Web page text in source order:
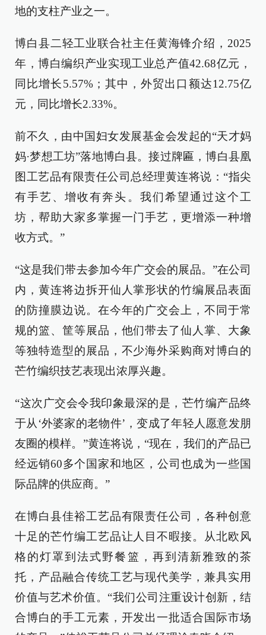
地的支柱产业之一。
博白县二轻工业联合社主任黄海锋介绍，2025
年，博白编织产业实现工业总产值42.68亿元，
同比增长5.57%；其中，外贸出口额达12.75亿
元，同比增长2.33%。
前不久，由中国妇女发展基金会发起的“天才妈
妈·梦想工坊”落地博白县。接过牌匾，博白县凰
图工艺品有限责任公司总经理黄连将说：“指尖
有手艺、增收有奔头。我们希望通过这个工
坊，帮助大家多掌握一门手艺，更增添一种增
收方式。”
“这是我们带去参加今年广交会的展品。”在公司
内，黄连将边拆开仙人掌形状的竹编展品表面
的防撞膜边说。在今年的广交会上，不同于常
规的篮、筐等展品，他们带去了仙人掌、大象
等独特造型的展品，不少海外采购商对博白的
芒竹编织技艺表现出浓厚兴趣。
“这次广交会令我印象最深的是，芒竹编产品终
于从‘外婆家的老物件’，变成了年轻人愿意发朋
友圈的模样。”黄连将说，“现在，我们的产品已
经远销60多个国家和地区，公司也成为一些国
际品牌的供应商。”
在博白县佳裕工艺品有限责任公司，各种创意
十足的芒竹编工艺品让人目不暇接。从北欧风
格的灯罩到法式野餐篮，再到清新雅致的茶
托，产品融合传统工艺与现代美学，兼具实用
价值与艺术价值。“我们公司注重设计创新，结
合博白的手工元素，开发出一批适合国际市场